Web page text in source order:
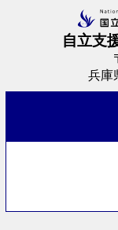
自立支
兵庫